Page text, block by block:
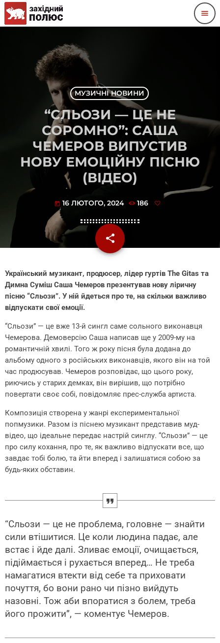
menu
МУЗИЧНІ НОВИНИ
“СЛЬОЗИ — ЦЕ НЕ
СОРОМНО”: САША
ЧЕМЕРОВ ВИПУСТИВ
НОВУ ЕМОЦІЙНУ ПІСНЮ
(ВІДЕО)
today 16 ЛЮТОГО, 2024 186
share
email
Український музикант, продюсер, лідер гуртів The Gitas та
Димна Суміш Саша Чемеров презентував нову ліричну
пісню “Сльози”. У ній йдеться про те, на скільки важливо
відпускати свої емоції.
“Сльози” — це вже 13-й сингл саме сольного виконавця
Чемерова. Демоверсію Саша написав ще у 2009-му на
романтичній хвилі. Того ж року пісня була додана до
альбому одного з російських виконавців, якого він на той
час продюсував. Чемеров розповідає, що цього року,
риючись у старих демках, він вирішив, що потрібно
повертати своє собі, повідомляє прес-служба артиста.
Композиція створена у жанрі експериментальної
попмузики. Разом із піснею музикант представив муд-
відео, що ідеальне передає настрій синглу. “Сльози” — це
про силу кохання, про те, як важливо відпускати все, що
завдає тобі болю, та йти вперед і залишатися собою за
будь-яких обставин.
“Сльози — це не проблема, головне — знайти
сили втішитися. Це коли людина падає, але
встає і йде далі. Зливає емоції, очищається,
підіймається і рухається вперед… Не треба
намагатися втекти від себе та приховати
почуття, бо вони рано чи пізно вийдуть
назовні. Тож аби впоратися з болем, треба
його прожити”, — коментує Чемеров.